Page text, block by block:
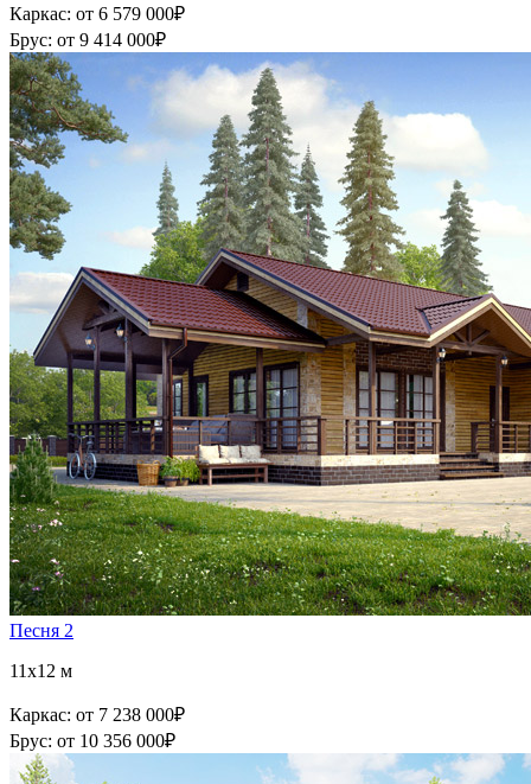
Каркас: от 6 579 000₽
Брус: от 9 414 000₽
Песня 2
11x12 м
Каркас: от 7 238 000₽
Брус: от 10 356 000₽